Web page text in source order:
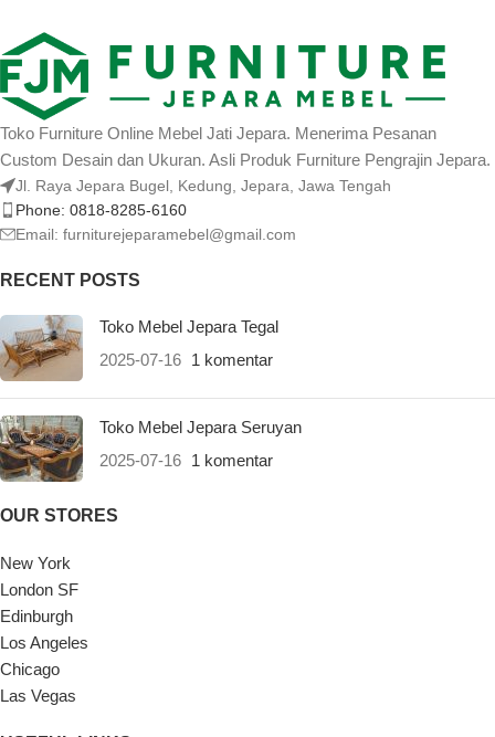
Toko Furniture Online Mebel Jati Jepara. Menerima Pesanan
Custom Desain dan Ukuran. Asli Produk Furniture Pengrajin Jepara.
Jl. Raya Jepara Bugel, Kedung, Jepara, Jawa Tengah
Phone: 0818-8285-6160
Email: furniturejeparamebel@gmail.com
RECENT POSTS
Toko Mebel Jepara Tegal
2025-07-16 1 komentar
Toko Mebel Jepara Seruyan
2025-07-16 1 komentar
OUR STORES
New York
London SF
Edinburgh
Los Angeles
Chicago
Las Vegas